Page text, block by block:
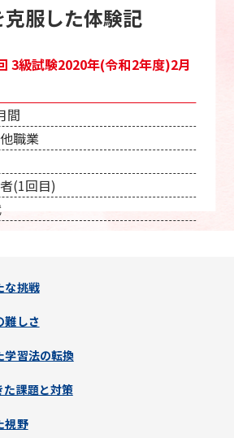
服した体験記
3級試験2020年(令和2年度)2月
間
職業
(1回目)
な挑戦
難しさ
学習法の転換
た課題と対策
視野